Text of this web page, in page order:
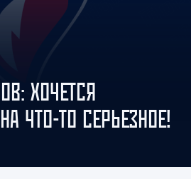
ХОЧЕТСЯ
ЧТО-ТО СЕРЬЕЗНОЕ!